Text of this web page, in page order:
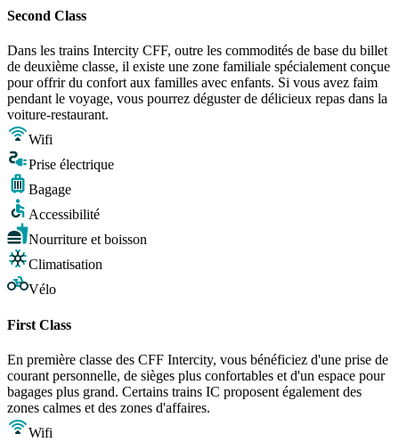
Second Class
Dans les trains Intercity CFF, outre les commodités de base du billet
de deuxième classe, il existe une zone familiale spécialement conçue
pour offrir du confort aux familles avec enfants. Si vous avez faim
pendant le voyage, vous pourrez déguster de délicieux repas dans la
voiture-restaurant.
Wifi
Prise électrique
Bagage
Accessibilité
Nourriture et boisson
Climatisation
Vélo
First Class
En première classe des CFF Intercity, vous bénéficiez d'une prise de
courant personnelle, de sièges plus confortables et d'un espace pour
bagages plus grand. Certains trains IC proposent également des
zones calmes et des zones d'affaires.
Wifi